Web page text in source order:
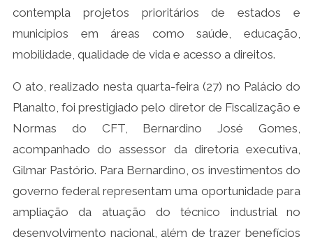
contempla projetos prioritários de estados e
municípios em áreas como saúde, educação,
mobilidade, qualidade de vida e acesso a direitos.
O ato, realizado nesta quarta-feira (27) no Palácio do
Planalto, foi prestigiado pelo diretor de Fiscalização e
Normas do CFT, Bernardino José Gomes,
acompanhado do assessor da diretoria executiva,
Gilmar Pastório. Para Bernardino, os investimentos do
governo federal representam uma oportunidade para
ampliação da atuação do técnico industrial no
desenvolvimento nacional, além de trazer benefícios